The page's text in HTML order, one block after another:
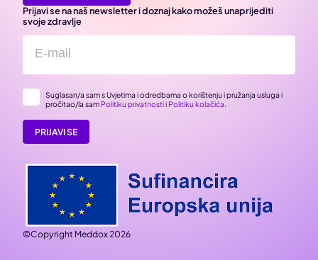
Prijavi se na naš newsletter i doznaj kako možeš unaprijediti
svoje zdravlje
Suglasan/a sam s Uvjetima i odredbama o korištenju i pružanja usluga i
pročitao/la sam Politiku privatnostii Politiku kolačića.
PRIJAVI SE
©Copyright Meddox 2026